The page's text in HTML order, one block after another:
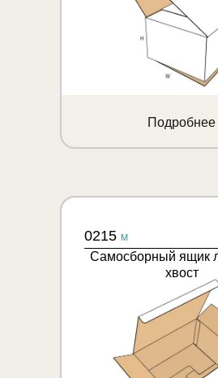
Подробнее
0215 M
Самосборный ящик
хвост